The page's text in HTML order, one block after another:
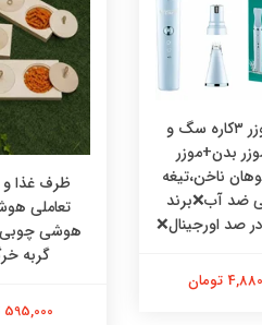
کیت موزر ۳کاره سگ و
بدن+موزر
ناخن،تیغه
ضد آب❌برند
تومان
ظرف غذا
تعاملی
گربه
595,000 تومان